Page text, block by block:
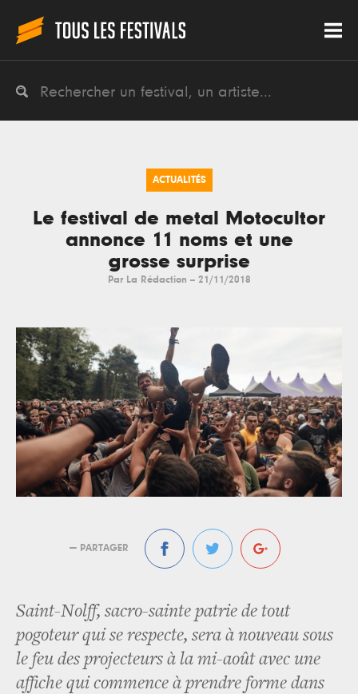
ACTUALITÉS
Le festival de metal Motocultor
annonce 11 noms et une
grosse surprise
Par La Rédaction -- 21/11/2018
— PARTAGER
Saint-Nolff, sacro-sainte patrie de tout
pogoteur qui se respecte, sera à nouveau sous
le feu des projecteurs à la mi-août avec une
affiche qui commence à prendre forme dans